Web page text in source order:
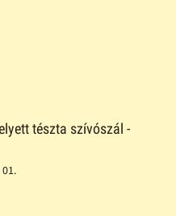
tészta szívószál -